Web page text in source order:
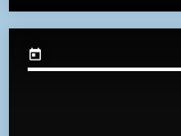
today